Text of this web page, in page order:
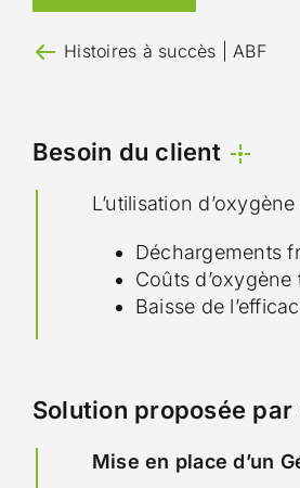
Histoires à succès | ABF
Besoin du client
L’utilisation
Déchargements
Coûts d’oxygène
Baisse de
Solution proposée par
Mise en place d’un